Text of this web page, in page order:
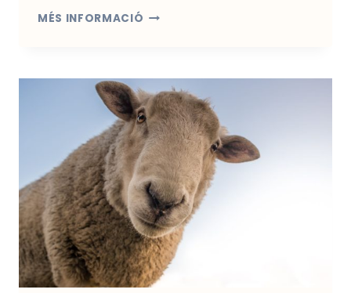
MÉS INFORMACIÓ DESCOBREIX
MAS
CASAS
CRUÏLLES:
GRANJA
D’OVELLES
AL
COR
DE
L’EMPORDÀ